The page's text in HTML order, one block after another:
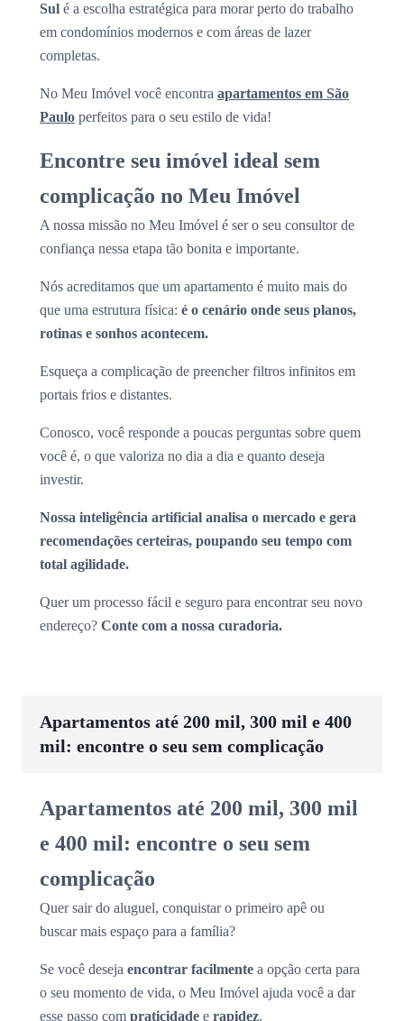
Sul é a escolha estratégica para morar perto do trabalho
em condomínios modernos e com áreas de lazer
completas.
No Meu Imóvel você encontra apartamentos em São
Paulo perfeitos para o seu estilo de vida!
Encontre seu imóvel ideal sem
complicação no Meu Imóvel
A nossa missão no Meu Imóvel é ser o seu consultor de
confiança nessa etapa tão bonita e importante.
Nós acreditamos que um apartamento é muito mais do
que uma estrutura física: é o cenário onde seus planos,
rotinas e sonhos acontecem.
Esqueça a complicação de preencher filtros infinitos em
portais frios e distantes.
Conosco, você responde a poucas perguntas sobre quem
você é, o que valoriza no dia a dia e quanto deseja
investir.
Nossa inteligência artificial analisa o mercado e gera
recomendações certeiras, poupando seu tempo com
total agilidade.
Quer um processo fácil e seguro para encontrar seu novo
endereço? Conte com a nossa curadoria.
Apartamentos até 200 mil, 300 mil e 400
mil: encontre o seu sem complicação
Apartamentos até 200 mil, 300 mil
e 400 mil: encontre o seu sem
complicação
Quer sair do aluguel, conquistar o primeiro apê ou
buscar mais espaço para a família?
Se você deseja encontrar facilmente a opção certa para
o seu momento de vida, o Meu Imóvel ajuda você a dar
esse passo com praticidade e rapidez.